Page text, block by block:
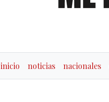
inicio noticias nacionales